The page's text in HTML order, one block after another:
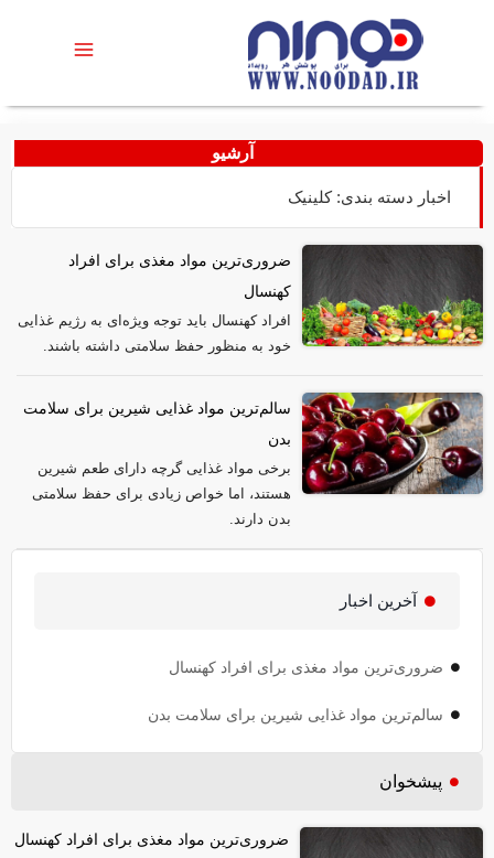
آرشیو
اخبار دسته بندی: کلینیک
ضروری‌ترین مواد مغذی برای افراد
کهنسال
افراد کهنسال باید توجه ویژه‌ای به رژیم غذایی
خود به منظور حفظ سلامتی‌ داشته باشند.
سالم‌ترین مواد غذایی شیرین برای سلامت
بدن
برخی مواد غذایی گرچه دارای طعم شیرین
هستند، اما خواص زیادی برای حفظ سلامتی
بدن دارند.
آخرین اخبار
ضروری‌ترین مواد مغذی برای افراد کهنسال
سالم‌ترین مواد غذایی شیرین برای سلامت بدن
پیشخوان
ضروری‌ترین مواد مغذی برای افراد کهنسال